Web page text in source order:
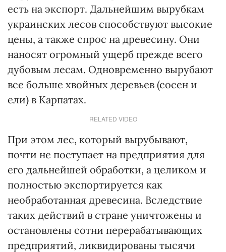
есть на экспорт. Дальнейшим вырубкам
украинских лесов способствуют высокие
цены, а также спрос на древесину. Они
наносят огромный ущерб прежде всего
дубовым лесам. Одновременно вырубают
все больше хвойных деревьев (сосен и
ели) в Карпатах.
RELATED VIDEO
При этом лес, который вырубывают,
почти не поступает на предприятия для
его дальнейшей обработки, а целиком и
полностью экспортируется как
необработанная древесина. Вследствие
таких действий в стране уничтожены и
остановлены сотни перерабатывающих
предприятий, ликвидированы тысячи